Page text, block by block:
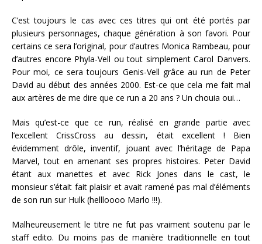
C’est toujours le cas avec ces titres qui ont été portés par
plusieurs personnages, chaque génération à son favori. Pour
certains ce sera l’original, pour d’autres Monica Rambeau, pour
d’autres encore Phyla-Vell ou tout simplement Carol Danvers.
Pour moi, ce sera toujours Genis-Vell grâce au run de Peter
David au début des années 2000. Est-ce que cela me fait mal
aux artères de me dire que ce run a 20 ans ? Un chouia oui…
Mais qu’est-ce que ce run, réalisé en grande partie avec
l’excellent CrissCross au dessin, était excellent ! Bien
évidemment drôle, inventif, jouant avec l’héritage de Papa
Marvel, tout en amenant ses propres histoires. Peter David
étant aux manettes et avec Rick Jones dans le cast, le
monsieur s’était fait plaisir et avait ramené pas mal d’éléments
de son run sur Hulk (hellloooo Marlo !!!).
Malheureusement le titre ne fut pas vraiment soutenu par le
staff edito. Du moins pas de manière traditionnelle en tout